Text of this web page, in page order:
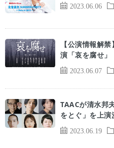
2023.06.06
2023.06.07
【公演情報解
演「哀を腐せ」
2023.06.19
TAACが清水邦
をとぐ」を上演